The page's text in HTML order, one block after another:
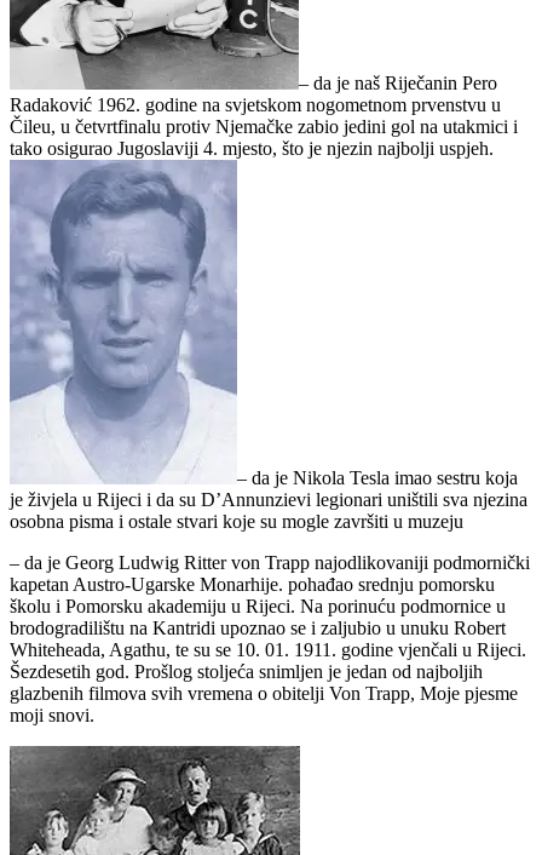
– da je naš Riječanin Pero
Radaković 1962. godine na svjetskom nogometnom prvenstvu u
Čileu, u četvrtfinalu protiv Njemačke zabio jedini gol na utakmici i
tako osigurao Jugoslaviji 4. mjesto, što je njezin najbolji uspjeh.
– da je Nikola Tesla imao sestru koja
je živjela u Rijeci i da su D’Annunzievi legionari uništili sva njezina
osobna pisma i ostale stvari koje su mogle završiti u muzeju
– da je Georg Ludwig Ritter von Trapp najodlikovaniji podmornički
kapetan Austro-Ugarske Monarhije. pohađao srednju pomorsku
školu i Pomorsku akademiju u Rijeci. Na porinuću podmornice u
brodogradilištu na Kantridi upoznao se i zaljubio u unuku Robert
Whiteheada, Agathu, te su se 10. 01. 1911. godine vjenčali u Rijeci.
Šezdesetih god. Prošlog stoljeća snimljen je jedan od najboljih
glazbenih filmova svih vremena o obitelji Von Trapp, Moje pjesme
moji snovi.